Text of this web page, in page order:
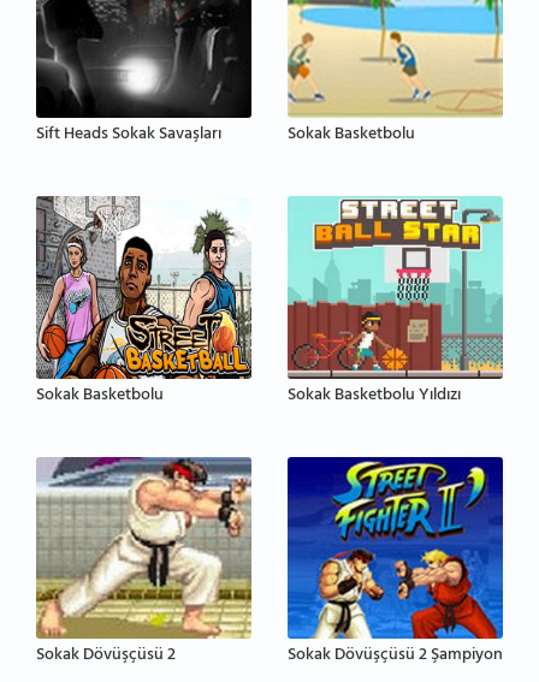
Sift Heads Sokak Savaşları Sokak Basketbolu
Sokak Basketbolu Sokak Basketbolu Yıldızı
Sokak Dövüşçüsü 2 Sokak Dövüşçüsü 2 Şampiyon